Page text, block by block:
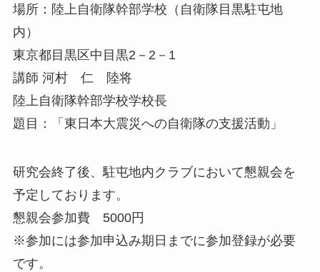
場所：陸上自衛隊幹部学校（自衛隊目黒駐屯地
内）
東京都目黒区中目黒2－2－1
講師 河村 仁 陸将
陸上自衛隊幹部学校学校長
題目：「東日本大震災への自衛隊の支援活動」
研究会終了後、駐屯地内クラブにおいて懇親会を
予定しております。
懇親会参加費 5000円
※参加には参加申込み期日までに参加登録が必要
です。